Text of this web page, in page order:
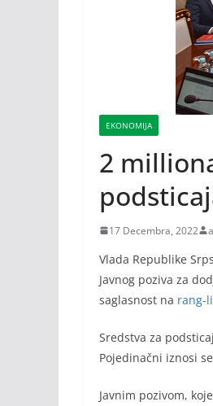
EKONOMIJA
2
17 Decembra, 2022
Vlada Republike
Javnog poziva za
saglasnost na rang-
Sredstva za
Pojedinačni iznosi
Javnim pozivom,